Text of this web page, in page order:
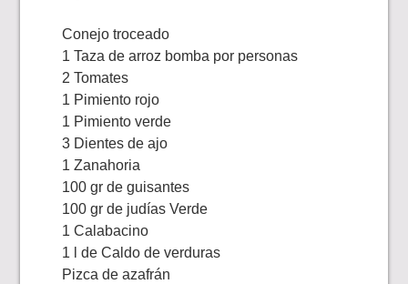
Conejo troceado
1 Taza de arroz bomba por personas
2 Tomates
1 Pimiento rojo
1 Pimiento verde
3 Dientes de ajo
1 Zanahoria
100 gr de guisantes
100 gr de judías Verde
1 Calabacino
1 l de Caldo de verduras
Pizca de azafrán